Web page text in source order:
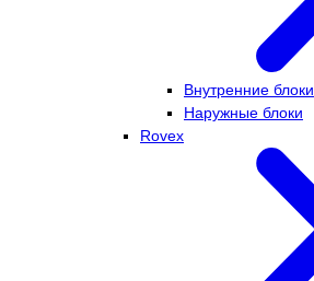
Внутренние блоки
Наружные блоки
Rovex